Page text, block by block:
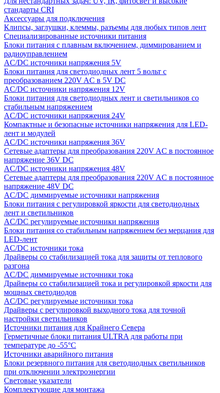
стандарты CRI
Аксессуары для подключения
Клипсы, заглушки, клеммы, разъемы для любых типов лент
Специализированные источники питания
Блоки питания с плавным включением, диммированием и
радиоуправлением
AC/DC источники напряжения 5V
Блоки питания для светодиодных лент 5 вольт с
преобразованием 220V AC в 5V DC
AC/DC источники напряжения 12V
Блоки питания для светодиодных лент и светильников со
стабильным напряжением
AC/DC источники напряжения 24V
Компактные и безопасные источники напряжения для LED-
лент и модулей
AC/DC источники напряжения 36V
Сетевые адаптеры для преобразования 220V AC в постоянное
напряжение 36V DC
AC/DC источники напряжения 48V
Сетевые адаптеры для преобразования 220V AC в постоянное
напряжение 48V DC
AC/DC диммируемые источники напряжения
Блоки питания с регулировкой яркости для светодиодных
лент и светильников
AC/DC регулируемые источники напряжения
Блоки питания со стабильным напряжением без мерцания для
LED-лент
AC/DC источники тока
Драйверы со стабилизацией тока для защиты от теплового
разгона
AC/DC диммируемые источники тока
Драйверы со стабилизацией тока и регулировкой яркости для
мощных светодиодов
AC/DC регулируемые источники тока
Драйверы с регулировкой выходного тока для точной
настройки светильников
Источники питания для Крайнего Севера
Герметичные блоки питания ULTRA для работы при
температуре до -55°C
Источники аварийного питания
Блоки резервного питания для светодиодных светильников
при отключении электроэнергии
Световые указатели
Комплектующие для монтажа